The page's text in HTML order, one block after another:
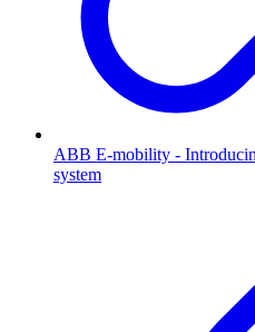
ABB E-mobility -
system